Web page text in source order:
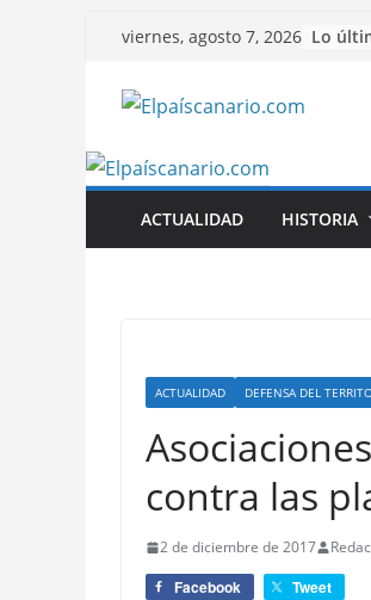
Saltar
contenido
viernes, agosto 7, 2026 Lo
ACTUALIDAD HISTORIA
ACTUALIDAD DEFENSA DEL
contra las
2 de diciembre de 2017
Facebook Tweet